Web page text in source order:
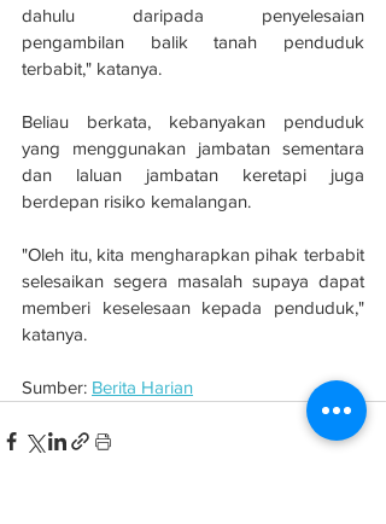
dahulu daripada penyelesaian
pengambilan balik tanah penduduk
terbabit," katanya.
Beliau berkata, kebanyakan penduduk
yang menggunakan jambatan sementara
dan laluan jambatan keretapi juga
berdepan risiko kemalangan.
"Oleh itu, kita mengharapkan pihak terbabit
selesaikan segera masalah supaya dapat
memberi keselesaan kepada penduduk,"
katanya.
Sumber: Berita Harian